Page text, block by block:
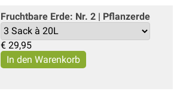
Fruchtbare Erde: Nr. 2 | Pflanzerde
€ 29,95